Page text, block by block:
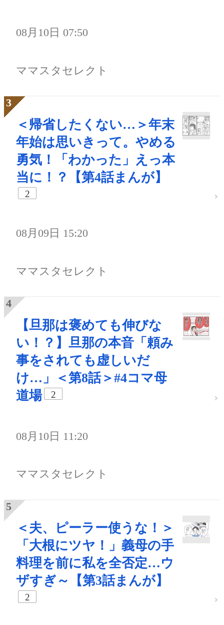
08月10日 07:50
ママスタセレクト
＜帰省したくない…＞年末
年始は思いきって。やめる
勇気！「わかった」えっ本
当に！？【第4話まんが】
2
08月09日 15:20
ママスタセレクト
【旦那は褒めても伸びな
い！？】旦那の本音「頼み
事をされても虚しいだ
け…」＜第8話＞#4コマ母
道場
2
08月10日 11:20
ママスタセレクト
＜夫、ピーラー使うな！＞
「大根にツヤ！」義母の手
料理を前に私を全否定…ウ
ザすぎ～【第3話まんが】
2